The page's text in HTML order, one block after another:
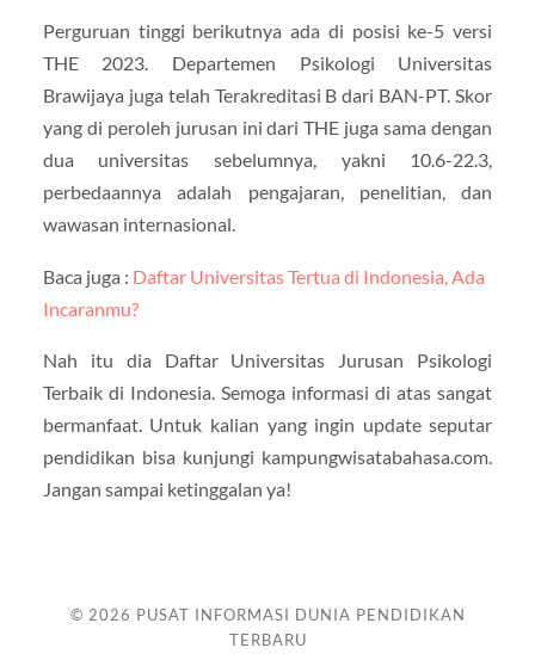
Perguruan tinggi berikutnya ada di posisi ke-5 versi
THE 2023. Departemen Psikologi Universitas
Brawijaya juga telah Terakreditasi B dari BAN-PT. Skor
yang di peroleh jurusan ini dari THE juga sama dengan
dua universitas sebelumnya, yakni 10.6-22.3,
perbedaannya adalah pengajaran, penelitian, dan
wawasan internasional.
Baca juga : Daftar Universitas Tertua di Indonesia, Ada
Incaranmu?
Nah itu dia Daftar Universitas Jurusan Psikologi
Terbaik di Indonesia. Semoga informasi di atas sangat
bermanfaat. Untuk kalian yang ingin update seputar
pendidikan bisa kunjungi kampungwisatabahasa.com.
Jangan sampai ketinggalan ya!
© 2026 PUSAT INFORMASI DUNIA PENDIDIKAN
TERBARU